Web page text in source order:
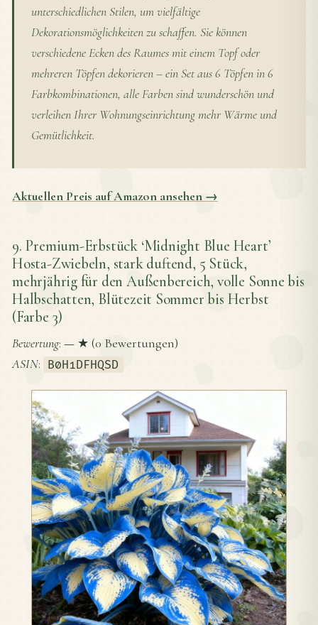
unterschiedlichen Stilen, um vielfältige
Dekorationsmöglichkeiten zu schaffen. Sie können
verschiedene Ecken des Raumes mit einem Topf oder
mehreren Töpfen dekorieren – ein Set aus 6 Töpfen in 6
Farbkombinationen, alle Farben sind wunderschön und
verleihen Ihrer Wohnungseinrichtung mehr Wärme und
Gemütlichkeit.
Aktuellen Preis auf Amazon ansehen →
9. Premium-Erbstück ‘Midnight Blue Heart’
Hosta-Zwiebeln, stark duftend, 5 Stück,
mehrjährig für den Außenbereich, volle Sonne bis
Halbschatten, Blütezeit Sommer bis Herbst
(Farbe 3)
Bewertung: — ★ (0 Bewertungen)
ASIN: B0H1DFHQSD